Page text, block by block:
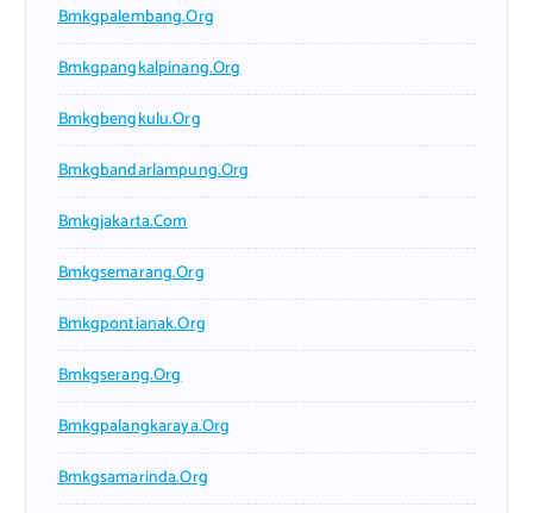
Bmkgpalembang.org
Bmkgpangkalpinang.org
Bmkgbengkulu.org
Bmkgbandarlampung.org
Bmkgjakarta.com
Bmkgsemarang.org
Bmkgpontianak.org
Bmkgserang.org
Bmkgpalangkaraya.org
Bmkgsamarinda.org